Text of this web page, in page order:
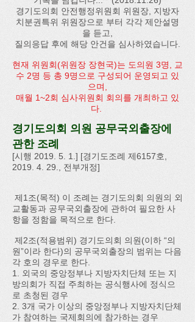
경기도의회 안전행정위원회 위원장, 지방자
치분권특위 위원장으로 부터 각각 제안설명
을 듣고,
질의응답 후에 해당 안건을 심사하였습니다.​
현재 위원회(위원장 장현국)는 도의원 3명, 교
수 2명 등 총 9명으로 구성되어 운영되고 있
으며,
​매월 1~2회 심사위원회 회의를 개최하고 있
다.
경기도의회 의원 공무국외출장에
관한 조례
[시행 2019. 5. 1.] [경기도조례 제6157호,
2019. 4. 29 ., 전부개정]
제1조(목적) 이 조례는 경기도의회 의원의 외
교활동과 공무국외출장에 관하여 필요한 사
항을 정함을 목적으로 한다.
제2조(적용범위) 경기도의회 의원(이하 “의
원”이라 한다)의 공무국외출장의 범위는 다음
각 호의 경우로 한다.
1. 외국의 중앙정부나 지방자치단체 또는 지
방의회가 직접 주최하는 공식행사에 정식으
로 초청된 경우
2. 3개 국가 이상의 중앙정부나 지방자치단체
가 참여하는 국제회의에 참가하는 경우